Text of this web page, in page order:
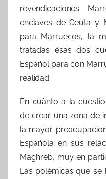
revendicaciones
enclaves de Ceuta y
para Marruecos, la
tratadas ésas dos
Español para con
realidad.
En cuànto a la
de crear una zona de
la mayor
Española en sus
Maghreb, muy en
Las polémicas que se